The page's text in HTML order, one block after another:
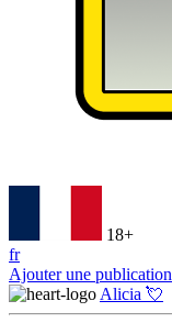
18+
fr
Ajouter une publication
Alicia 💘